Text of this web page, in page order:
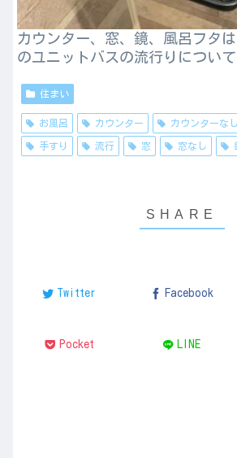
カウンター、窓、鏡、風呂フタ
のユニットバスの流行りについて
住まい
お風呂 カウンター カウンターなし
手すり 流行 窓 窓なし
Twitter Facebook
Pocket LINE